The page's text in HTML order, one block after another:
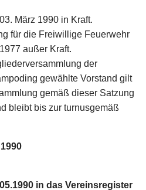
März 1990 in Kraft.
für die Freiwillige Feuerwehr
außer Kraft.
der
gewählte Vorstand gilt
gemäß dieser Satzung
bleibt bis zur turnusgemäß
in das Vereinsregister